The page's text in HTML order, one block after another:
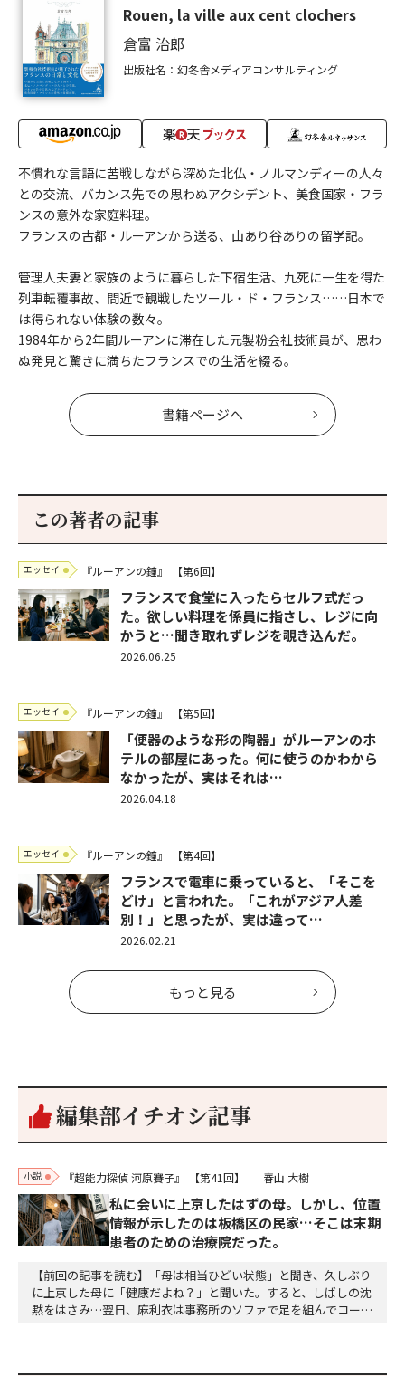
Rouen, la ville aux cent clochers
倉富 治郎
出版社名：幻冬舎メディアコンサルティング
不慣れな言語に苦戦しながら深めた北仏・ノルマンディーの人々
との交流、バカンス先での思わぬアクシデント、美食国家・フラ
ンスの意外な家庭料理。
フランスの古都・ルーアンから送る、山あり谷ありの留学記。
管理人夫妻と家族のように暮らした下宿生活、九死に一生を得た
列車転覆事故、間近で観戦したツール・ド・フランス……日本で
は得られない体験の数々。
1984年から2年間ルーアンに滞在した元製粉会社技術員が、思わ
ぬ発見と驚きに満ちたフランスでの生活を綴る。
書籍ページへ
この著者の記事
エッセイ 『ルーアンの鐘』 【第6回】
フランスで食堂に入ったらセルフ式だっ
た。欲しい料理を係員に指さし、レジに向
かうと…聞き取れずレジを覗き込んだ。
2026.06.25
エッセイ 『ルーアンの鐘』 【第5回】
「便器のような形の陶器」がルーアンのホ
テルの部屋にあった。何に使うのかわから
なかったが、実はそれは…
2026.04.18
エッセイ 『ルーアンの鐘』 【第4回】
フランスで電車に乗っていると、「そこを
どけ」と言われた。「これがアジア人差
別！」と思ったが、実は違って…
2026.02.21
もっと見る
編集部イチオシ記事
小説 『超能力探偵 河原賽子』 【第41回】 春山 大樹
私に会いに上京したはずの母。しかし、位置
情報が示したのは板橋区の民家…そこは末期
患者のための治療院だった。
【前回の記事を読む】「母は相当ひどい状態」と聞き、久しぶり
に上京した母に「健康だよね？」と聞いた。すると、しばしの沈
黙をはさみ…翌日、麻利衣は事務所のソファで足を組んでコーヒ